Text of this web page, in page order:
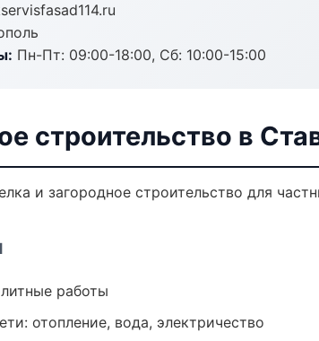
Пн-Пт: 09:00-18:00, Сб: 10:00-15:00
строительство в
и загородное строительство для
работы
отопление, вода, электричество